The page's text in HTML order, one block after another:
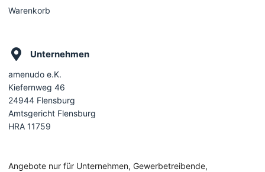
Warenkorb
Unternehmen
amenudo e.K.
Kiefernweg 46
24944 Flensburg
Amtsgericht Flensburg
HRA 11759
Angebote nur für Unternehmen, Gewerbetreibende,